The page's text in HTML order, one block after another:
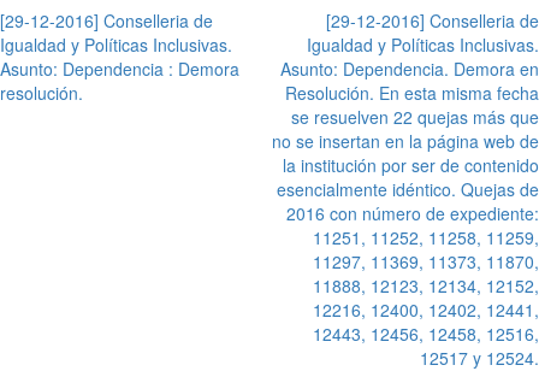
Post
navigation
[29-12-2016] Conselleria de
Igualdad y Políticas Inclusivas.
Asunto: Dependencia : Demora
resolución.
[29-12-2016] Conselleria de
Igualdad y Políticas Inclusivas.
Asunto: Dependencia. Demora en
Resolución. En esta misma fecha
se resuelven 22 quejas más que
no se insertan en la página web de
la institución por ser de contenido
esencialmente idéntico. Quejas de
2016 con número de expediente:
11251, 11252, 11258, 11259,
11297, 11369, 11373, 11870,
11888, 12123, 12134, 12152,
12216, 12400, 12402, 12441,
12443, 12456, 12458, 12516,
12517 y 12524.